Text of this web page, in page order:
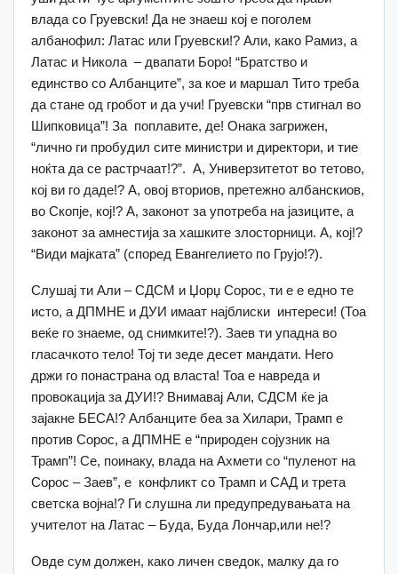
влада со Груевски! Да не знаеш кој е поголем
албанофил: Латас или Груевски!? Али, како Рамиз, а
Латас и Никола – двапати Боро! “Братство и
единство со Албанците”, за кое и маршал Тито треба
да стане од гробот и да учи! Груевски “прв стигнал во
Шипковица”! За поплавите, де! Онака загрижен,
“лично ги пробудил сите министри и директори, и тие
ноќта да се растрчаат!?”. А, Универзитетот во тетово,
кој ви го даде!? А, овој вториов, претежно албанскиов,
во Скопје, кој!? А, законот за употреба на јазиците, а
законот за амнестија за хашките злосторници. А, кој!?
“Види мајката” (според Евангелието по Грујo!?).
Слушај ти Али – СДСМ и Џорџ Сорос, ти е е едно те
исто, а ДПМНЕ и ДУИ имаат најблиски интереси! (Тоа
веќе го знаеме, од снимките!?). Заев ти упадна во
гласачкото тело! Тој ти зеде десет мандати. Него
држи го понастрана од власта! Тоа е навреда и
провокација за ДУИ!? Внимавај Али, СДСМ ќе ја
зајакне БЕСА!? Албанците беа за Хилари, Трамп е
против Сорос, а ДПМНЕ е “природен сојузник на
Трамп”! Се, поинаку, влада на Ахмети со “пуленот на
Сорос – Заев”, е конфликт со Трамп и САД и трета
светска војна!? Ги слушна ли предупредувањата на
учителот на Латас – Буда, Буда Лончар,или не!?
Овде сум должен, како личен сведок, малку да го